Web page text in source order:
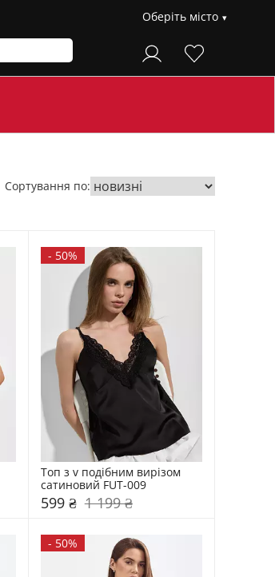
Оберіть місто
Сортування по:
- 50%
Топ з v подібним вирізом
сатиновий FUT-009
599 ₴ 1 199 ₴
- 50%